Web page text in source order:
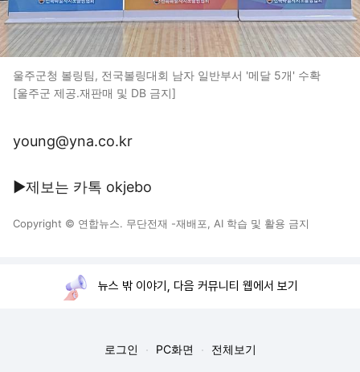
울주군청 볼링팀, 전국볼링대회 남자 일반부서 '메달 5개' 수확
[울주군 제공.재판매 및 DB 금지]
young@yna.co.kr
▶제보는 카톡 okjebo
Copyright © 연합뉴스. 무단전재 -재배포, AI 학습 및 활용 금지
뉴스 밖 이야기, 다음 커뮤니티 웹에서 보기
로그인 PC화면 전체보기